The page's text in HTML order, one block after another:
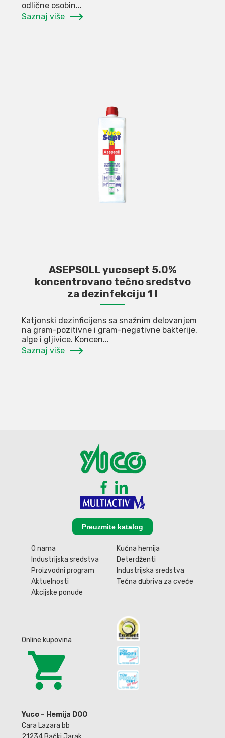
odlične osobin...
Saznaj više
ASEPSOLL yucosept 5.0%
koncentrovano tečno sredstvo
za dezinfekciju 1 l
Katjonski dezinficijens sa snažnim delovanjem
na gram-pozitivne i gram-negativne bakterije,
alge i gljivice. Koncen...
Saznaj više
O nama
Industrijska sredstva
Proizvodni program
Aktuelnosti
Akcijske ponude
Preuzmite katalog
Kućna hemija
Deterdženti
Industrijska sredstva
Tečna đubriva za cveće
Online kupovina
Yuco – Hemija DOO
Cara Lazara bb